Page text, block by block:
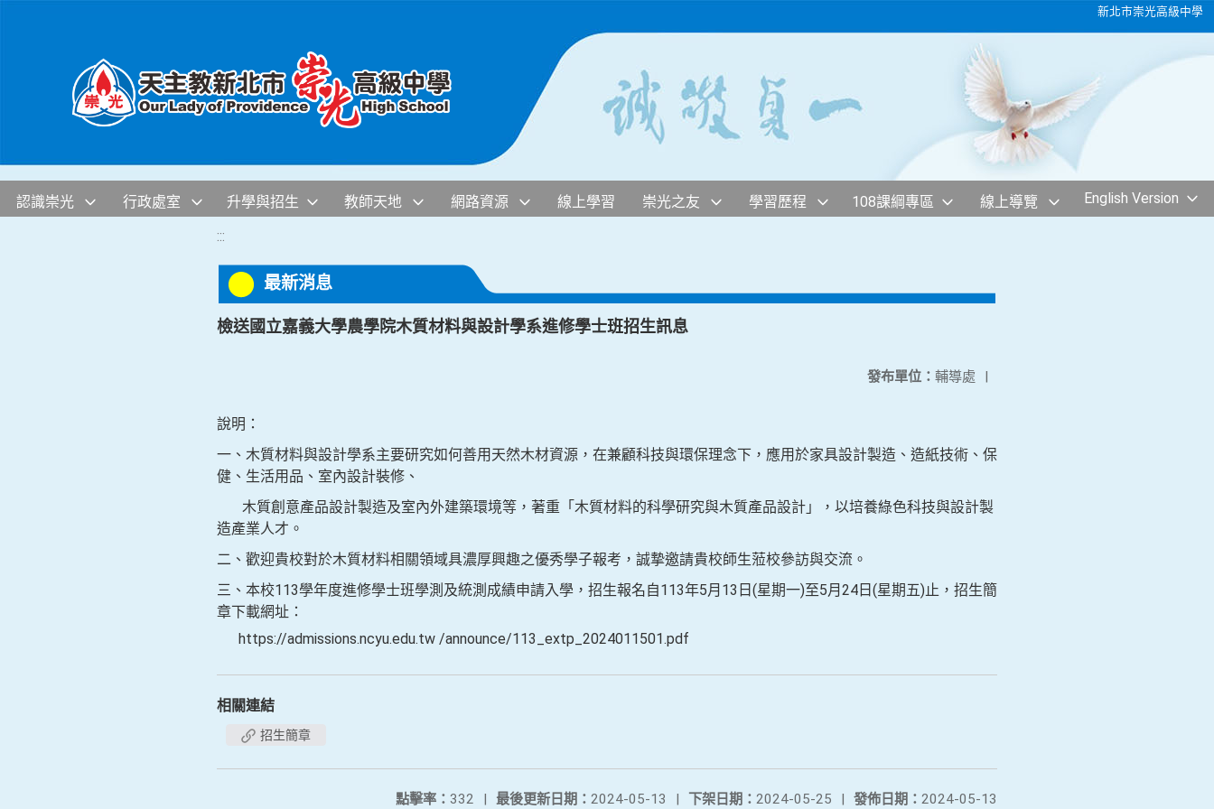
新北市崇光高級中學
認識崇光 行政處室 升學與招生 教師天地 網路資源 線上學習 崇光之友 學習歷程 108課綱專區 線上導覽 English Version
:::
最新消息
檢送國立嘉義大學農學院木質材料與設計學系進修學士班招生訊息
發布單位： 輔導處 |
說明：
一、木質材料與設計學系主要研究如何善用天然木材資源，在兼顧科技與環保理念下，應用於家具設計製造、造紙技術、保
健、生活用品、室內設計裝修、
木質創意產品設計製造及室內外建築環境等，著重「木質材料的科學研究與木質產品設計」，以培養綠色科技與設計製
造產業人才。
二、歡迎貴校對於木質材料相關領域具濃厚興趣之優秀學子報考，誠摯邀請貴校師生蒞校參訪與交流。
三、本校113學年度進修學士班學測及統測成績申請入學，招生報名自113年5月13日(星期一)至5月24日(星期五)止，招生簡
章下載網址：
https://admissions.ncyu.edu.tw /announce/113_extp_2024011501.pdf
相關連結
招生簡章
發佈日期： 2024-05-13
下架日期： 2024-05-25 |
最後更新日期： 2024-05-13 |
點擊率： 332 |